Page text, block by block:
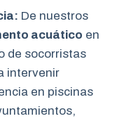
De nuestros
acuático en
de socorristas
intervenir
en piscinas